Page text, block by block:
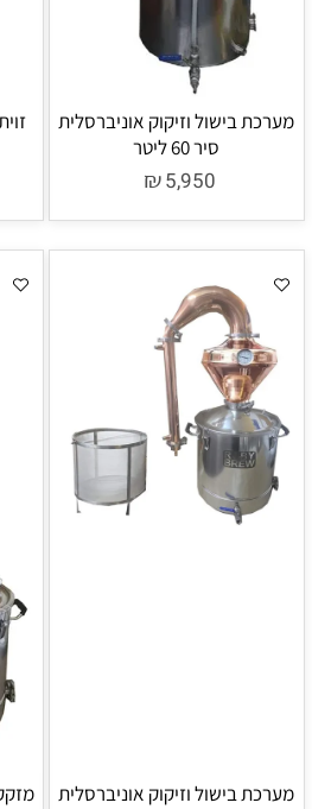
מערכת בישול וזיקוק אוניברסלית
סיר 60 ליטר
₪5,950
מערכת בישול וזיקוק אוניברסלית